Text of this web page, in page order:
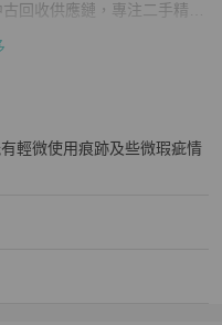
回收供應鏈，專注二手精品
賺物流服務費❗️絕對全網最低
輕微使用痕跡及些微瑕疵情